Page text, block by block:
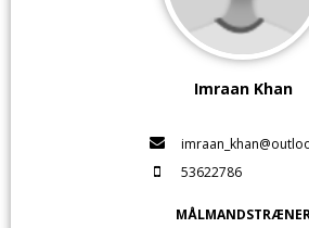
Imraan Khan
53622786